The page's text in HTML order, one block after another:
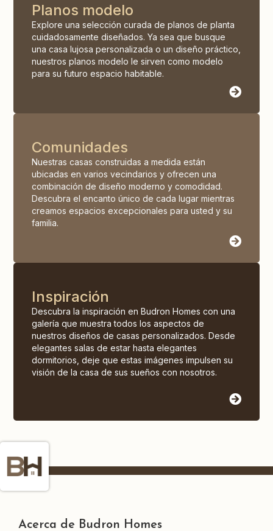
Planos modelo
Explore una selección curada de planos de planta
cuidadosamente diseñados. Ya sea que busque
una casa lujosa personalizada o un diseño práctico,
nuestros planos modelo le sirven como modelo
para su futuro espacio habitable.
Comunidades
Nuestras casas construidas a medida están
ubicadas en varios vecindarios y ofrecen una
combinación de diseño moderno y comodidad.
Descubra el encanto único de cada lugar mientras
creamos espacios excepcionales para usted y su
familia.
Inspiración
Descubra la inspiración en Budron Homes con una
galería que muestra todos los aspectos de
nuestros diseños de casas personalizados. Desde
elegantes salas de estar hasta elegantes
dormitorios, deje que estas imágenes impulsen su
visión de la casa de sus sueños con nosotros.
Acerca de Budron Homes